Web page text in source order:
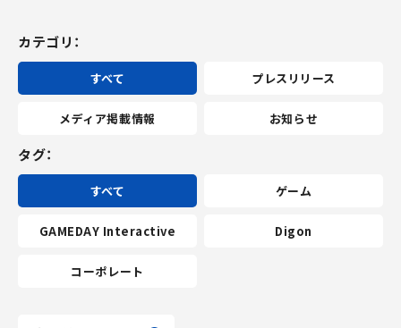
カテゴリ
すべて プレスリリース
メディア掲載情報 お知らせ
タグ
すべて ゲーム
GAMEDAY Interactive Digon
コーポレート